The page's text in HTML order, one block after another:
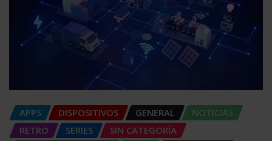
APPS DISPOSITIVOS GENERAL
NOTICIAS
RETRO
SERIES
SIN CATEGORÍA